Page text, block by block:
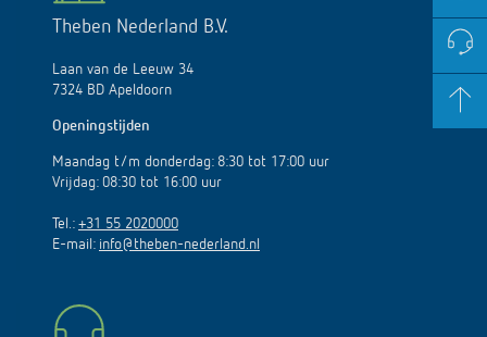
Theben Nederland B.V.
Laan van de Leeuw 34
7324 BD Apeldoorn
Openingstijden
Maandag t/m donderdag: 8:30 tot 17:00 uur
Vrijdag: 08:30 tot 16:00 uur
Tel.: +31 55 2020000
E-mail: info@theben-nederland.nl